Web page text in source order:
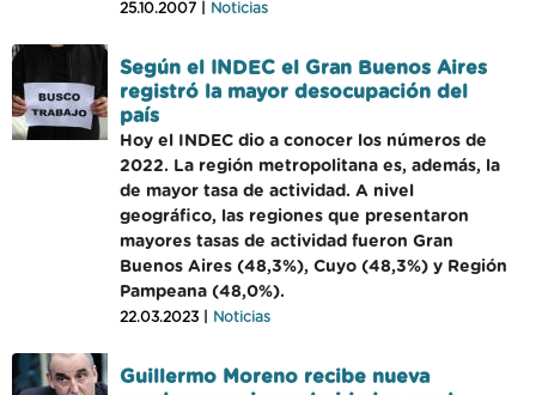
25.10.2007 | Noticias
Según el INDEC el Gran Buenos Aires
registró la mayor desocupación del
país
Hoy el INDEC dio a conocer los números de
2022. La región metropolitana es, además, la
de mayor tasa de actividad. A nivel
geográfico, las regiones que presentaron
mayores tasas de actividad fueron Gran
Buenos Aires (48,3%), Cuyo (48,3%) y Región
Pampeana (48,0%).
22.03.2023 | Noticias
Guillermo Moreno recibe nueva